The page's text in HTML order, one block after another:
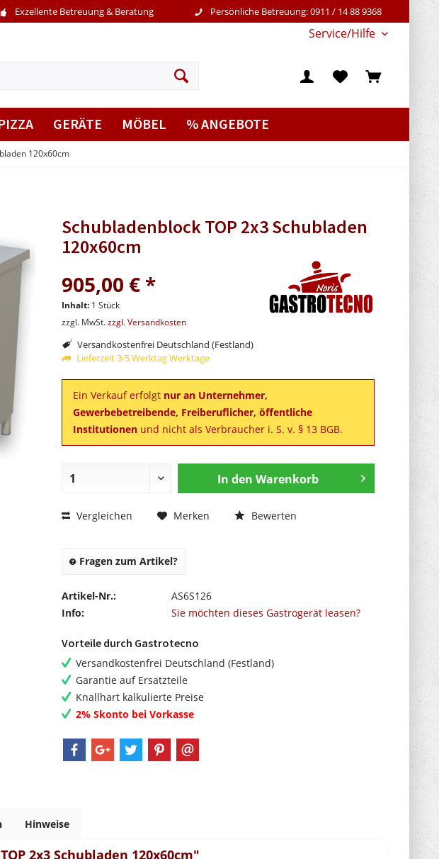
Exzellente Betreuung & Beratung Persönliche Betreuung: 0911 / 14 88 9368
Service/Hilfe
GERÄTE MÖBEL % ANGEBOTE
120x60cm
Schubladenblock TOP 2x3 Schubladen
120x60cm
905,00 € *
Inhalt: 1 Stück
zzgl. MwSt.zzgl. Versandkosten
Versandkostenfrei Deutschland (Festland)
Lieferzeit 3-5 Werktag Werktage
Ein Verkauf erfolgt nur an Unternehmer,
Gewerbebetreibende, Freiberuflicher, öffentliche
Institutionen und nicht als Verbraucher i. S. v. § 13 BGB.
In den Warenkorb
Vergleichen Merken Bewerten
Fragen zum Artikel?
Artikel-Nr.:
AS6S126
Info:
Sie möchten dieses Gastrogerät leasen?
Vorteile durch Gastrotecno
Versandkostenfrei Deutschland (Festland)
Garantie auf Ersatzteile
Knallhart kalkulierte Preise
2% Skonto bei Vorkasse
Hinweise
2x3 Schubladen 120x60cm"